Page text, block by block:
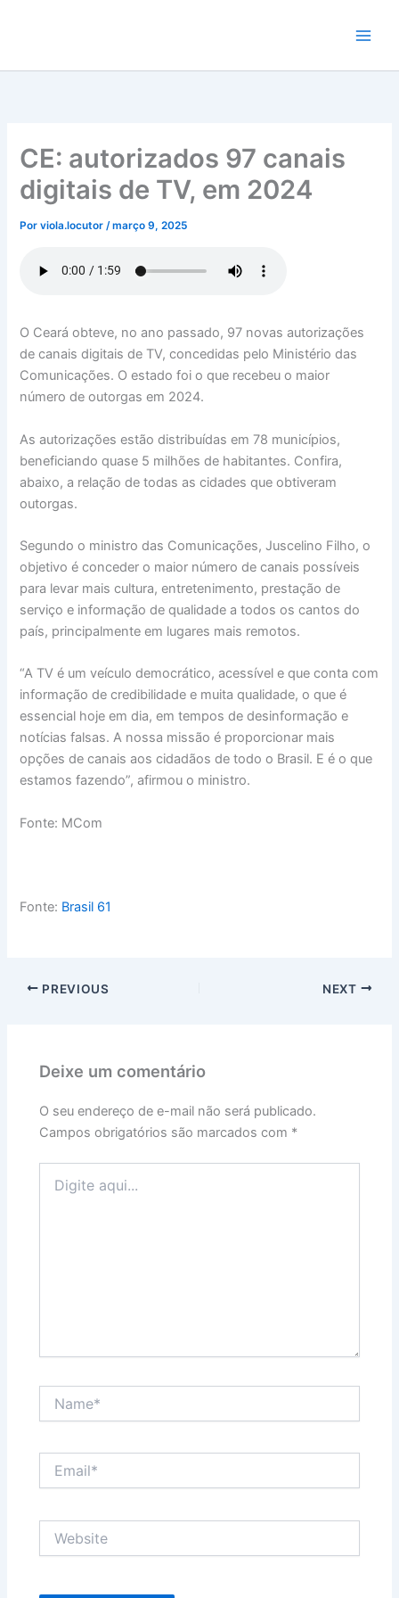
conteúdo
CE: autorizados 97 canais
digitais de TV, em 2024
Porviola.locutor/março 9, 2025
O Ceará obteve, no ano passado, 97 novas autorizações
de canais digitais de TV, concedidas pelo Ministério das
Comunicações. O estado foi o que recebeu o maior
número de outorgas em 2024.
As autorizações estão distribuídas em 78 municípios,
beneficiando quase 5 milhões de habitantes. Confira,
abaixo, a relação de todas as cidades que obtiveram
outorgas.
Segundo o ministro das Comunicações, Juscelino Filho, o
objetivo é conceder o maior número de canais possíveis
para levar mais cultura, entretenimento, prestação de
serviço e informação de qualidade a todos os cantos do
país, principalmente em lugares mais remotos.
“A TV é um veículo democrático, acessível e que conta com
informação de credibilidade e muita qualidade, o que é
essencial hoje em dia, em tempos de desinformação e
notícias falsas. A nossa missão é proporcionar mais
opções de canais aos cidadãos de todo o Brasil. E é o que
estamos fazendo”, afirmou o ministro.
Fonte: MCom
Fonte: Brasil 61
PREVIOUS NEXT
Deixe um comentário
O seu endereço de e-mail não será publicado.
Campos obrigatórios são marcados com *
aqui...